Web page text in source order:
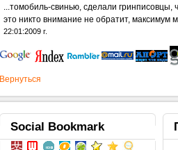
...томобиль-свинью, сделали гринписовцы,
это никто внимание не обратит, максимум
22:01:2009 г.
Вернуться
Social Bookmark